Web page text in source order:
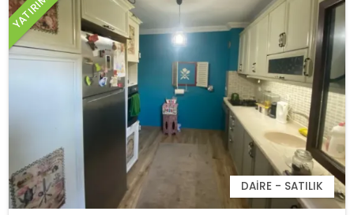
DAIRE - SATILIK